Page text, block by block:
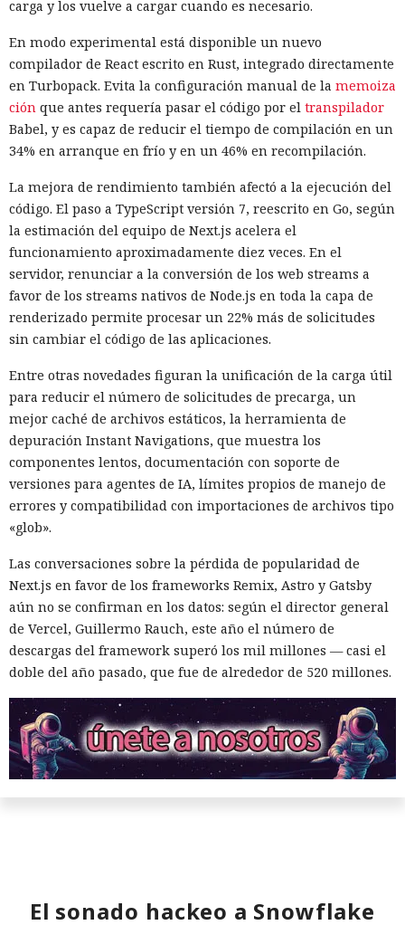
carga y los vuelve a cargar cuando es necesario.
En modo experimental está disponible un nuevo
compilador de React escrito en Rust, integrado directamente
en Turbopack. Evita la configuración manual de la memoiza
ción que antes requería pasar el código por el transpilador
Babel, y es capaz de reducir el tiempo de compilación en un
34% en arranque en frío y en un 46% en recompilación.
La mejora de rendimiento también afectó a la ejecución del
código. El paso a TypeScript versión 7, reescrito en Go, según
la estimación del equipo de Next.js acelera el
funcionamiento aproximadamente diez veces. En el
servidor, renunciar a la conversión de los web streams a
favor de los streams nativos de Node.js en toda la capa de
renderizado permite procesar un 22% más de solicitudes
sin cambiar el código de las aplicaciones.
Entre otras novedades figuran la unificación de la carga útil
para reducir el número de solicitudes de precarga, un
mejor caché de archivos estáticos, la herramienta de
depuración Instant Navigations, que muestra los
componentes lentos, documentación con soporte de
versiones para agentes de IA, límites propios de manejo de
errores y compatibilidad con importaciones de archivos tipo
«glob».
Las conversaciones sobre la pérdida de popularidad de
Next.js en favor de los frameworks Remix, Astro y Gatsby
aún no se confirman en los datos: según el director general
de Vercel, Guillermo Rauch, este año el número de
descargas del framework superó los mil millones — casi el
doble del año pasado, que fue de alrededor de 520 millones.
El sonado hackeo a Snowflake